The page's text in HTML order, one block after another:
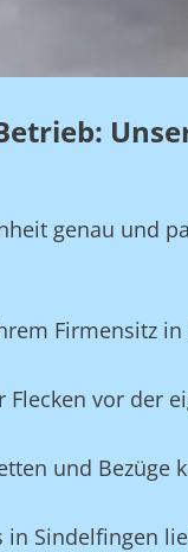
genau und
Firmensitz
vor der
und
Sindelfingen